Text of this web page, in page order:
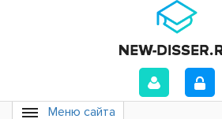
Меню сайта